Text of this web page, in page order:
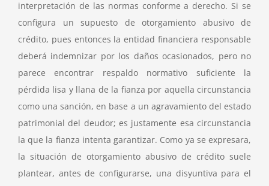
interpretación de las normas conforme a derecho. Si se
configura un supuesto de otorgamiento abusivo de
crédito, pues entonces la entidad financiera responsable
deberá indemnizar por los daños ocasionados, pero no
parece encontrar respaldo normativo suficiente la
pérdida lisa y llana de la fianza por aquella circunstancia
como una sanción, en base a un agravamiento del estado
patrimonial del deudor; es justamente esa circunstancia
la que la fianza intenta garantizar. Como ya se expresara,
la situación de otorgamiento abusivo de crédito suele
plantear, antes de configurarse, una disyuntiva para el